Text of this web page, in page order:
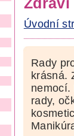
Úvodní
Rady
krásná.
rady,